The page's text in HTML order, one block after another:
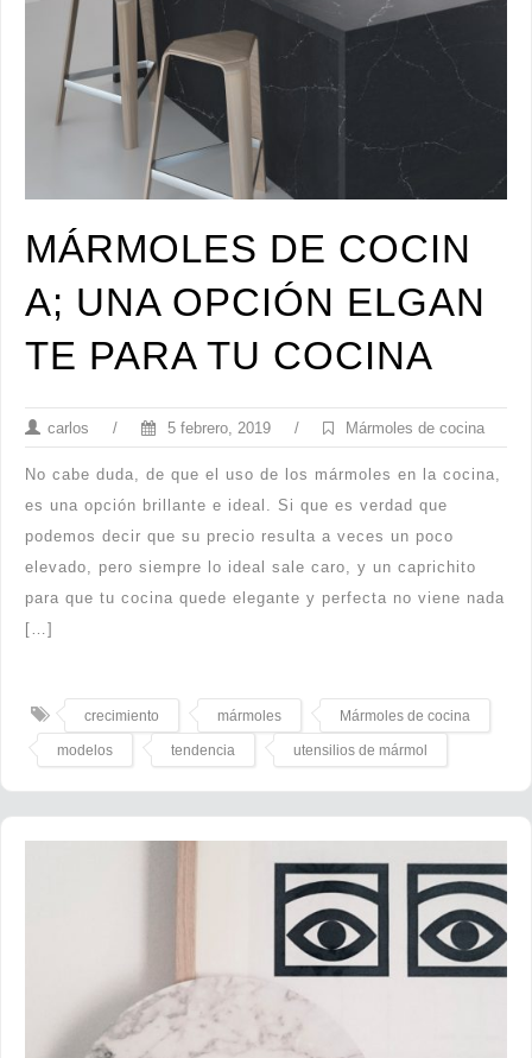
MÁRMOLES DE COCIN
A; UNA OPCIÓN ELGAN
TE PARA TU COCINA
carlos / 5 febrero, 2019 / Mármoles de cocina
No cabe duda, de que el uso de los mármoles en la cocina,
es una opción brillante e ideal. Si que es verdad que
podemos decir que su precio resulta a veces un poco
elevado, pero siempre lo ideal sale caro, y un caprichito
para que tu cocina quede elegante y perfecta no viene nada
[…]
crecimiento mármoles Mármoles de cocina
modelos tendencia utensilios de mármol